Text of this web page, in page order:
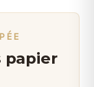
papier